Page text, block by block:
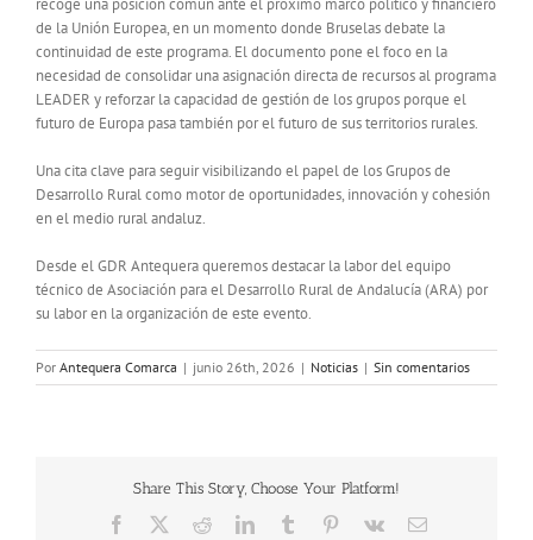
de la Unión Europea, en un momento donde Bruselas debate la
continuidad de este programa. El documento pone el foco en la
necesidad de consolidar una asignación directa de recursos al programa
LEADER y reforzar la capacidad de gestión de los grupos porque el
futuro de Europa pasa también por el futuro de sus territorios rurales.
Una cita clave para seguir visibilizando el papel de los Grupos de
Desarrollo Rural como motor de oportunidades, innovación y cohesión
en el medio rural andaluz.
Desde el GDR Antequera queremos destacar la labor del equipo
técnico de Asociación para el Desarrollo Rural de Andalucía (ARA) por
su labor en la organización de este evento.
Por Antequera Comarca | junio 26th, 2026 | Noticias | Sin comentarios
Share This Story, Choose Your Platform!
Facebook RedditLinkedInTumblr Pinterest
Vk
Correo